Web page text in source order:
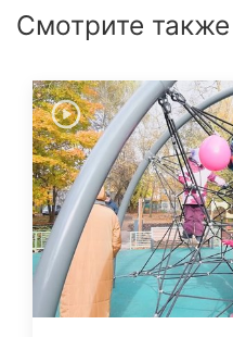
Смотрите также